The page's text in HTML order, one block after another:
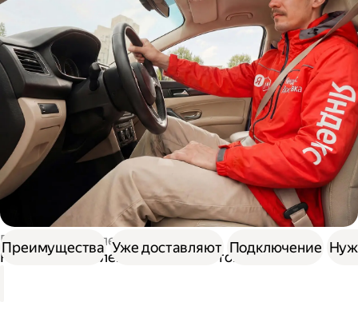
Работа водителем
Работа водителем грузового автомобиля
Преимущества Уже доставляют Подключение